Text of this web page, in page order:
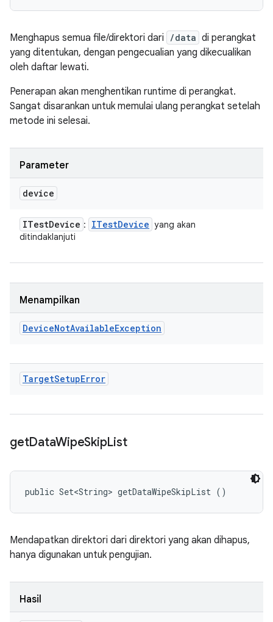
Menghapus semua file/direktori dari /data di perangkat
yang ditentukan, dengan pengecualian yang dikecualikan
oleh daftar lewati.
Penerapan akan menghentikan runtime di perangkat.
Sangat disarankan untuk memulai ulang perangkat setelah
metode ini selesai.
Parameter
device
ITestDevice : ITestDevice yang akan
ditindaklanjuti
Menampilkan
DeviceNotAvailableException
TargetSetupError
getDataWipeSkipList
public Set<String> getDataWipeSkipList ()
Mendapatkan direktori dari direktori yang akan dihapus,
hanya digunakan untuk pengujian.
Hasil